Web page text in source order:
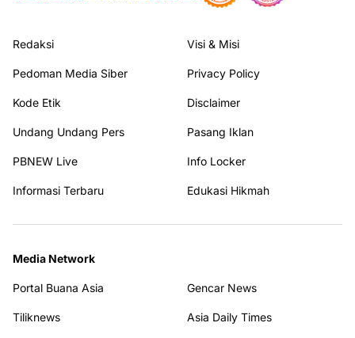
Redaksi Visi & Misi
Pedoman Media Siber Privacy Policy
Kode Etik Disclaimer
Undang Undang Pers Pasang Iklan
PBNEW Live Info Locker
Informasi Terbaru Edukasi Hikmah
Media Network
Portal Buana Asia Gencar News
Tiliknews Asia Daily Times